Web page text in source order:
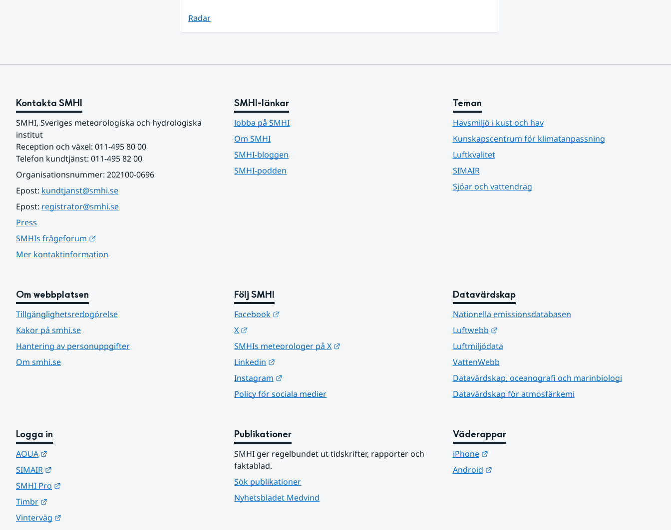
Radar
Kontakta SMHI
SMHI, Sveriges meteorologiska och hydrologiska
institut
Reception och växel: 011-495 80 00
Telefon kundtjänst: 011-495 82 00
Organisationsnummer: 202100-0696
Epost: kundtjanst@smhi.se
Epost: registrator@smhi.se
Press
SMHIs frågeforum
Mer kontaktinformation
SMHI-länkar
Jobba på SMHI
Om SMHI
SMHI-bloggen
SMHI-podden
Teman
Havsmiljö i kust och hav
Kunskapscentrum för klimatanpassning
Luftkvalitet
SIMAIR
Sjöar och vattendrag
Om webbplatsen
Tillgänglighetsredogörelse
Kakor på smhi.se
Hantering av personuppgifter
Om smhi.se
Följ SMHI
Facebook
X
SMHIs meteorologer på X
Linkedin
Instagram
Policy för sociala medier
Datavärdskap
Nationella emissionsdatabasen
Luftwebb
Länk till annan webbplats.
Luftmiljödata
VattenWebb
Datavärdskap, oceanografi och marinbiologi
Datavärdskap för atmosfärkemi
Logga in
AQUA
SIMAIR
SMHI Pro
Timbr
Vinterväg
Publikationer
SMHI ger regelbundet ut tidskrifter, rapporter och
faktablad.
Sök publikationer
Nyhetsbladet Medvind
Väderappar
iPhone
Länk till annan webbplats.
Android
Länk till annan webbplats.